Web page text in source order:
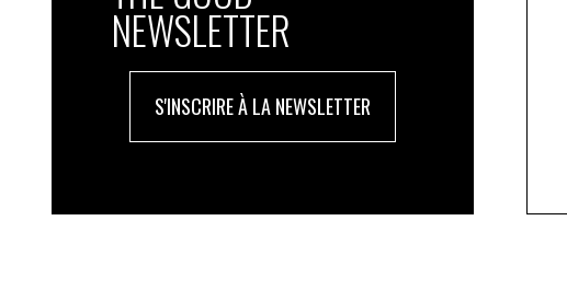
NEWSLETTER
S'INSCRIRE À LA NEWSLETTER